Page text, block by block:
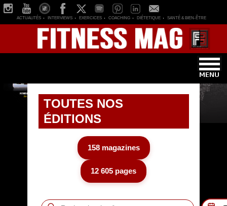
ACTUALITÉS INTERVIEWS EXERCICES COACHING DIÉTETIQUE SANTÉ & BIEN-ÊTRE
TOUTES NOS
ÉDITIONS
158 magazines
12 605 pages